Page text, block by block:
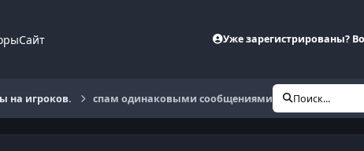
Сайт Уже зарегистрированы?
на игроков. спам одинаковыми сообщениями Поиск...